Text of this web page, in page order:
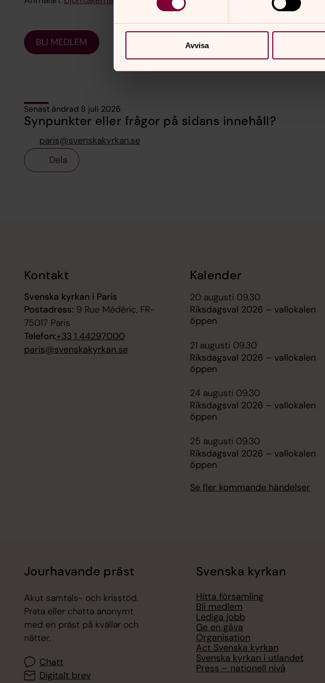
Avvisa
BLI MEDLEM
Senast ändrad 8 juli 2026
Synpunkter eller frågor på sidans innehåll?
paris@svenskakyrkan.se
Dela
Kontakt
Svenska kyrkan i Paris
Postadress: 9 Rue Médéric, FR-
75017 Paris
Telefon:+33 1 44297000
paris@svenskakyrkan.se
Kalender
20 augusti 09.30
Riksdagsval 2026 – vallokalen
öppen
21 augusti 09.30
Riksdagsval 2026 – vallokalen
öppen
24 augusti 09.30
Riksdagsval 2026 – vallokalen
öppen
25 augusti 09.30
Riksdagsval 2026 – vallokalen
öppen
Se fler kommande händelser
Jourhavande präst
Akut samtals- och krisstöd.
Prata eller chatta anonymt
med en präst på kvällar och
nätter.
Chatt
Digitalt brev
Svenska kyrkan
Hitta församling
Bli medlem
Lediga jobb
Ge en gåva
Organisation
Act Svenska kyrkan
Svenska kyrkan i utlandet
Press – nationell nivå